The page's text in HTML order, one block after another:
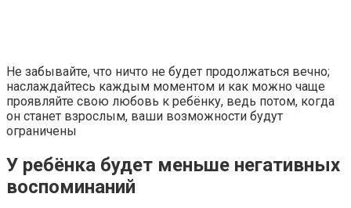
Не забывайте, что ничто не будет продолжаться вечно;
наслаждайтесь каждым моментом и как можно чаще
проявляйте свою любовь к ребёнку, ведь потом, когда
он станет взрослым, ваши возможности будут
ограничены
У ребёнка будет меньше негативных
воспоминаний